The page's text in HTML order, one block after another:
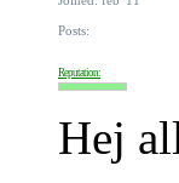
Posts:
Reputation:
Hej